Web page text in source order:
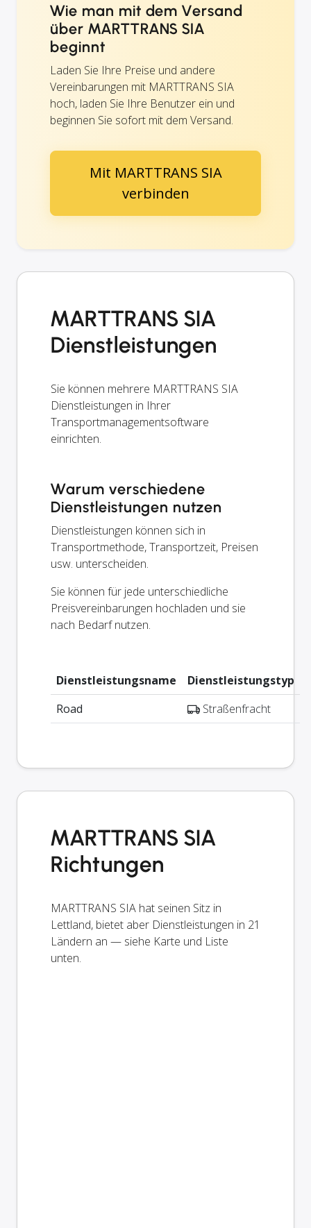
Wie man mit dem Versand
über MARTTRANS SIA
beginnt
Laden Sie Ihre Preise und andere
Vereinbarungen mit MARTTRANS SIA
hoch, laden Sie Ihre Benutzer ein und
beginnen Sie sofort mit dem Versand.
Mit MARTTRANS SIA
verbinden
MARTTRANS SIA
Dienstleistungen
Sie können mehrere MARTTRANS SIA
Dienstleistungen in Ihrer
Transportmanagementsoftware
einrichten.
Warum verschiedene
Dienstleistungen nutzen
Dienstleistungen können sich in
Transportmethode, Transportzeit, Preisen
usw. unterscheiden.
Sie können für jede unterschiedliche
Preisvereinbarungen hochladen und sie
nach Bedarf nutzen.
Dienstleistungsname
Dienstleistungstyp
Road
Straßenfracht
MARTTRANS SIA
Richtungen
MARTTRANS SIA hat seinen Sitz in
Lettland, bietet aber Dienstleistungen in 21
Ländern an — siehe Karte und Liste
unten.